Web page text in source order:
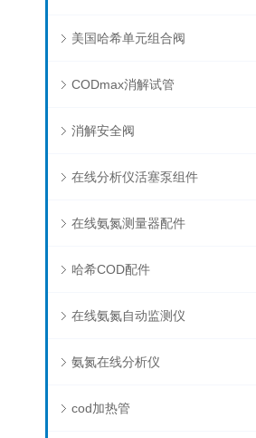
美国哈希单元组合阀
CODmax消解试管
消解安全阀
在线分析仪活塞泵组件
在线氨氮测量器配件
哈希COD配件
在线氨氮自动监测仪
氨氮在线分析仪
cod加热管